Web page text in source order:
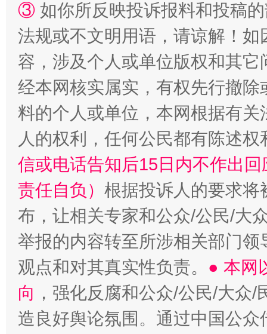
完善运行机制助力责任有效落实 一纸欠
③ 如你所反映投诉报料和投稿
法规或不文明用语，请谅解！
容，涉及个人或单位版权和其它
经本网核实属实，有权先行撤
料的个人或单位，本网根据有
人的权利，任何公民都有陈述
信或电话告知后15日内不作出
责任自负） 根据投诉人的要求将
布，让相关专家和公众/公民/大
举报的内容转至所涉相关部门
观点和对其真实性负责。 ● 本网
向 ，强化反腐和公众/公民/大众
造良好舆论氛围。通过中国公